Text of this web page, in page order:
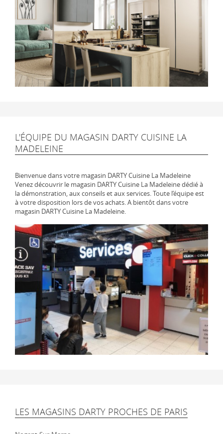
L'ÉQUIPE DU MAGASIN DARTY CUISINE LA
MADELEINE
Bienvenue dans votre magasin DARTY Cuisine La Madeleine
Venez découvrir le magasin DARTY Cuisine La Madeleine dédié à
la démonstration, aux conseils et aux services. Toute l’équipe est
à votre disposition lors de vos achats. A bientôt dans votre
magasin DARTY Cuisine La Madeleine.
LES MAGASINS DARTY PROCHES DE PARIS